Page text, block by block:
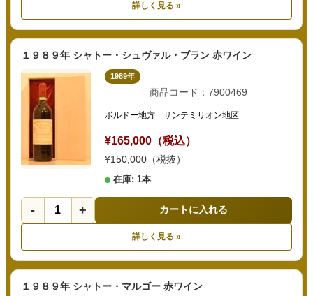
詳しく見る »
１９８９年 シャトー・シュヴァル・ブラン 赤ワイン
1989年
商品コード：7900469
ボルドー地方 サンテミリオン地区
¥165,000（税込）
¥150,000（税抜）
在庫: 1本
- + カートに入れる
詳しく見る »
１９８９年 シャトー・マルゴー 赤ワイン